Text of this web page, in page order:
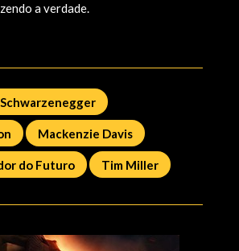
a verdade.
Mackenzie Davis
do Futuro Tim Miller